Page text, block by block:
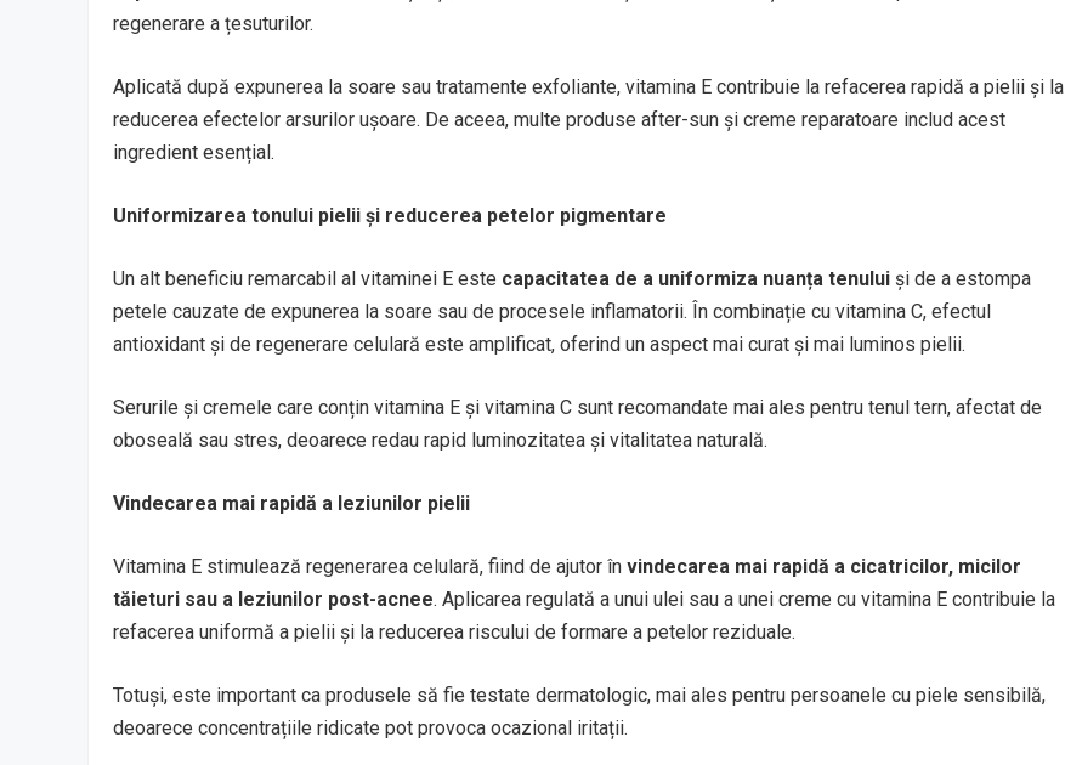
regenerare a țesuturilor.
Aplicată după expunerea la soare sau tratamente exfoliante, vitamina E contribuie la refacerea rapidă a pielii și la
reducerea efectelor arsurilor ușoare. De aceea, multe produse after-sun și creme reparatoare includ acest
ingredient esențial.
Uniformizarea tonului pielii și reducerea petelor pigmentare
Un alt beneficiu remarcabil al vitaminei E este capacitatea de a uniformiza nuanța tenului și de a estompa
petele cauzate de expunerea la soare sau de procesele inflamatorii. În combinație cu vitamina C, efectul
antioxidant și de regenerare celulară este amplificat, oferind un aspect mai curat și mai luminos pielii.
Serurile și cremele care conțin vitamina E și vitamina C sunt recomandate mai ales pentru tenul tern, afectat de
oboseală sau stres, deoarece redau rapid luminozitatea și vitalitatea naturală.
Vindecarea mai rapidă a leziunilor pielii
Vitamina E stimulează regenerarea celulară, fiind de ajutor în vindecarea mai rapidă a cicatricilor, micilor
tăieturi sau a leziunilor post-acnee. Aplicarea regulată a unui ulei sau a unei creme cu vitamina E contribuie la
refacerea uniformă a pielii și la reducerea riscului de formare a petelor reziduale.
Totuși, este important ca produsele să fie testate dermatologic, mai ales pentru persoanele cu piele sensibilă,
deoarece concentrațiile ridicate pot provoca ocazional iritații.